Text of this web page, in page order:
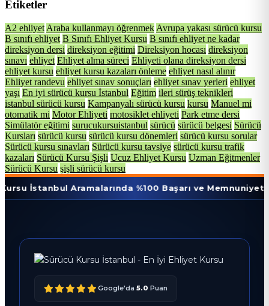
Etiketler
A2 ehliyet Araba kullanmayı öğrenmek Avrupa yakası sürücü kursu
B sınıfı ehliyet B Sınıfı Ehliyet Kursu B sınıfı ehliyet ne kadar
direksiyon dersi direksiyon eğitimi Direksiyon hocası direksiyon
sınavı ehliyet Ehliyet alma süreci Ehliyeti olana direksiyon dersi
ehliyet kursu ehliyet kursu kazaları önleme ehliyet nasıl alınır
Ehliyet randevu ehliyet sınav sonuçları ehliyet sınav yerleri ehliyet
yaşı En iyi sürücü kursu İstanbul Eğitim ileri sürüş teknikleri
istanbul sürücü kursu Kampanyalı sürücü kursu kursu Manuel mi
otomatik mi Motor Ehliyeti motosiklet ehliyeti Park etme dersi
Simülatör eğitimi surucukursuistanbul sürücü sürücü belgesi Sürücü
Kursları sürücü kursu sürücü kursu dönemleri sürücü kursu sorular
Sürücü kursu sınavları Sürücü kursu tavsiye sürücü kursu trafik
kazaları Sürücü Kursu Şişli Ucuz Ehliyet Kursu Uzman Eğitmenler
Sürücü Kursu şişli sürücü kursu
Aramalarında %100 Başarı ve Memnuniyet Oranı
Google'da 5.0 Puan